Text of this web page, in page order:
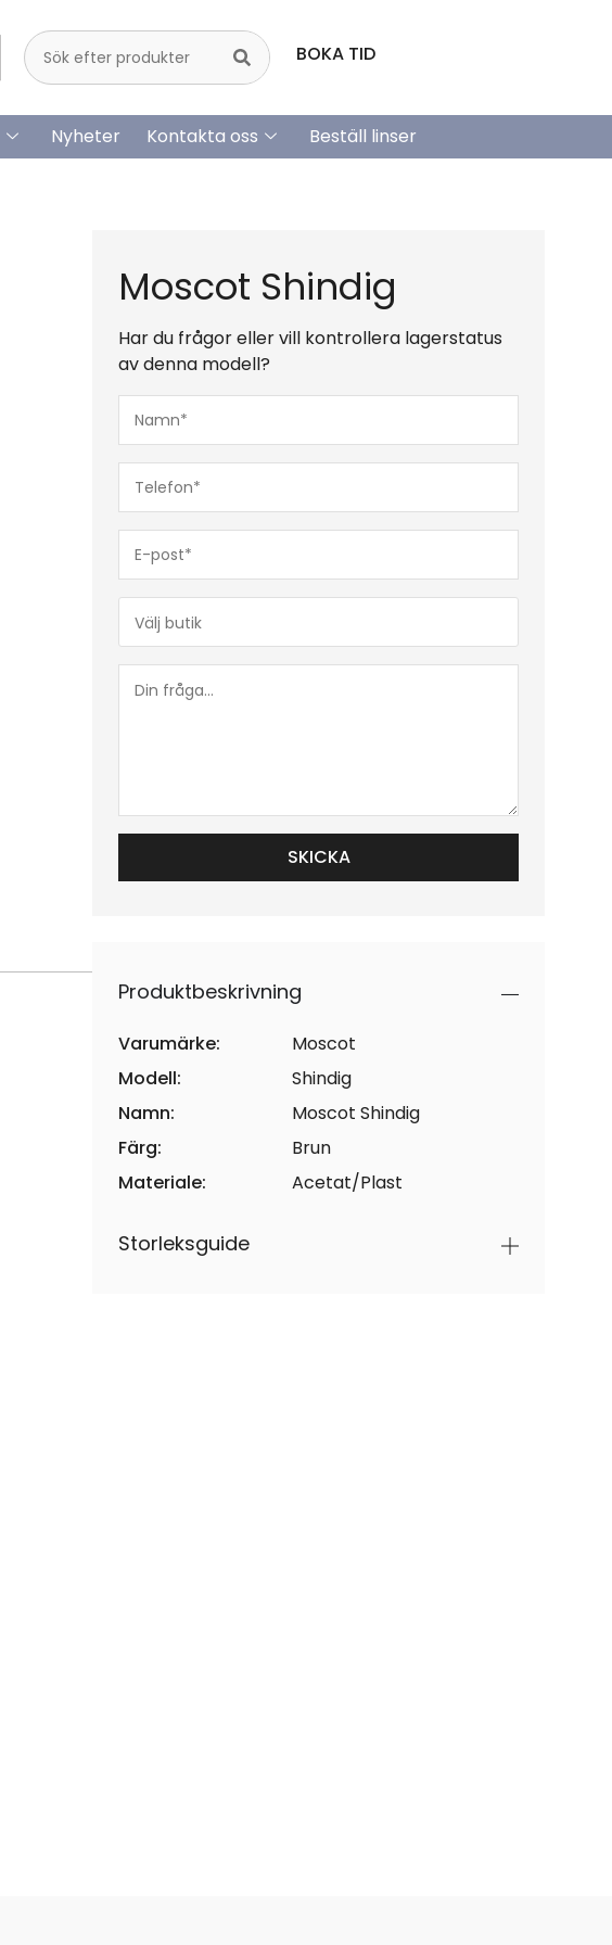
BOKA TID
Nyheter Kontakta oss Beställ linser
Moscot Shindig
Har du frågor eller vill kontrollera lagerstatus
av denna modell?
post*
(Obligatoriskt)
(Obligatoriskt)
fråga...
Produktbeskrivning
Varumärke:
Moscot
Modell:
Shindig
Namn:
Moscot Shindig
Färg:
Brun
Materiale:
Acetat/Plast
Storleksguide